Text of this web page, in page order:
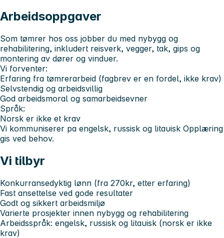
Arbeidsoppgaver
Som tømrer hos oss jobber du med nybygg og
rehabilitering, inkludert reisverk, vegger, tak, gips og
montering av dører og vinduer.
Vi forventer:
Erfaring fra tømrerarbeid (fagbrev er en fordel, ikke krav)
Selvstendig og arbeidsvillig
God arbeidsmoral og samarbeidsevner
Språk:
Norsk er ikke et krav
Vi kommuniserer pa engelsk, russisk og litauisk Opplæring
gis ved behov.
Vi tilbyr
Konkurransedyktig lønn (fra 270kr, etter erfaring)
Fast ansettelse ved gode resultater
Godt og sikkert arbeidsmiljø
Varierte prosjekter innen nybygg og rehabilitering
Arbeidsspråk: engelsk, russisk og litauisk (norsk er ikke
krav)